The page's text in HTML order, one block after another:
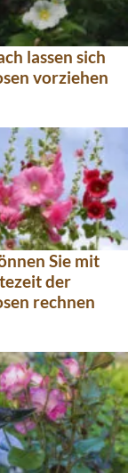
lassen sich
vorziehen
Sie mit
der
rechnen